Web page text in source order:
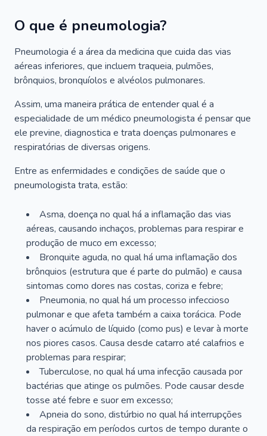
O que é pneumologia?
Pneumologia é a área da medicina que cuida das vias
aéreas inferiores, que incluem traqueia, pulmões,
brônquios, bronquíolos e alvéolos pulmonares.
Assim, uma maneira prática de entender qual é a
especialidade de um médico pneumologista é pensar que
ele previne, diagnostica e trata doenças pulmonares e
respiratórias de diversas origens.
Entre as enfermidades e condições de saúde que o
pneumologista trata, estão:
Asma, doença no qual há a inflamação das vias
aéreas, causando inchaços, problemas para respirar e
produção de muco em excesso;
Bronquite aguda, no qual há uma inflamação dos
brônquios (estrutura que é parte do pulmão) e causa
sintomas como dores nas costas, coriza e febre;
Pneumonia, no qual há um processo infeccioso
pulmonar e que afeta também a caixa torácica. Pode
haver o acúmulo de líquido (como pus) e levar à morte
nos piores casos. Causa desde catarro até calafrios e
problemas para respirar;
Tuberculose, no qual há uma infecção causada por
bactérias que atinge os pulmões. Pode causar desde
tosse até febre e suor em excesso;
Apneia do sono, distúrbio no qual há interrupções
da respiração em períodos curtos de tempo durante o